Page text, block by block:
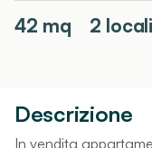
42 mq
2 locali
Descrizione
In vendita